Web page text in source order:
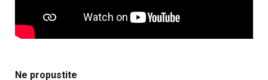
Ne propustite